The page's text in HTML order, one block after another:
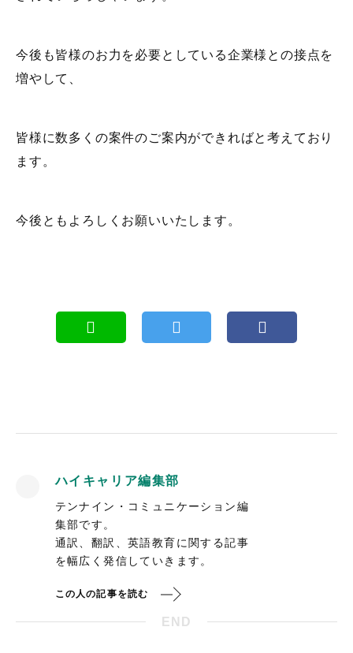
今後も皆様のお力を必要としている企業様との接点を
増やして、
皆様に数多くの案件のご案内ができればと考えており
ます。
今後ともよろしくお願いいたします。
ハイキャリア編集部
テンナイン・コミュニケーション編
集部です。
通訳、翻訳、英語教育に関する記事
を幅広く発信していきます。
この人の記事を読む
END